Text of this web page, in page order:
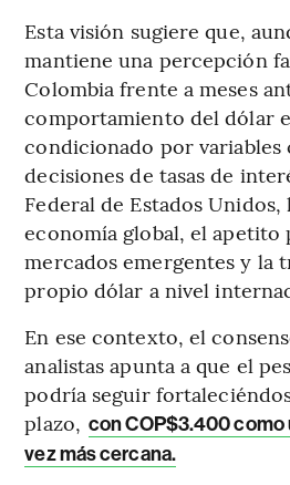
Esta visión sugiere que,
mantiene una percepción
Colombia frente a meses
comportamiento del dólar
condicionado por variables
decisiones de tasas de
Federal de Estados
economía global, el apetito
mercados emergentes y la
propio dólar a nivel
En ese contexto, el
analistas apunta a que el
podría seguir
plazo, con COP$3.400 como
vez más cercana.